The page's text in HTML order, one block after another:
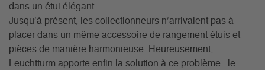
dans un étui élégant.
Jusqu’à présent, les collectionneurs n’arrivaient pas à
placer dans un même accessoire de rangement étuis et
pièces de manière harmonieuse. Heureusement,
Leuchtturm apporte enfin la solution à ce problème : le